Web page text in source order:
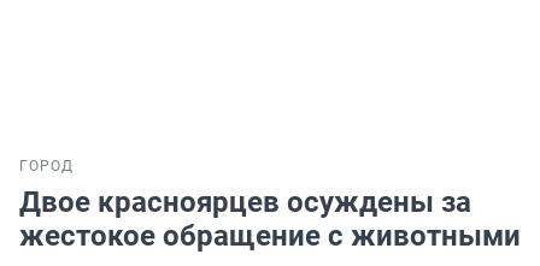
ГОРОД
Двое красноярцев осуждены за
жестокое обращение с животными